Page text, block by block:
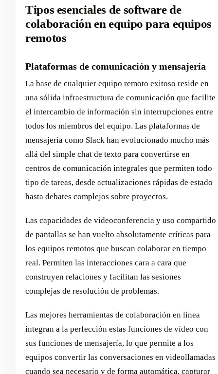
Tipos esenciales de software de
colaboración en equipo para equipos
remotos
Plataformas de comunicación y mensajería
La base de cualquier equipo remoto exitoso reside en
una sólida infraestructura de comunicación que facilite
el intercambio de información sin interrupciones entre
todos los miembros del equipo. Las plataformas de
mensajería como Slack han evolucionado mucho más
allá del simple chat de texto para convertirse en
centros de comunicación integrales que permiten todo
tipo de tareas, desde actualizaciones rápidas de estado
hasta debates complejos sobre proyectos.
Las capacidades de videoconferencia y uso compartido
de pantallas se han vuelto absolutamente críticas para
los equipos remotos que buscan colaborar en tiempo
real. Permiten las interacciones cara a cara que
construyen relaciones y facilitan las sesiones
complejas de resolución de problemas.
Las mejores herramientas de colaboración en línea
integran a la perfección estas funciones de vídeo con
sus funciones de mensajería, lo que permite a los
equipos convertir las conversaciones en videollamadas
cuando sea necesario y de forma automática. capturar